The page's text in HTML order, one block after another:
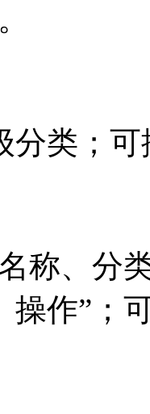
分类；可
称、分
操作”；